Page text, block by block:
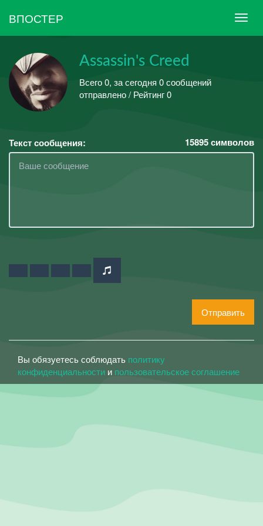
ВПОСТЕР
Assassin's Creed
Всего 0, за сегодня 0 сообщений
отправлено / Рейтинг 0
Текст сообщения: 15895символов
Отправить
Вы обязуетесь соблюдать политику
конфиденциальности и пользовательское соглашение